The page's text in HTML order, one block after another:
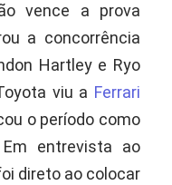
vence a prova
a concorrência
Hartley e Ryo
viu a Ferrari
o período como
entrevista ao
direto ao colocar